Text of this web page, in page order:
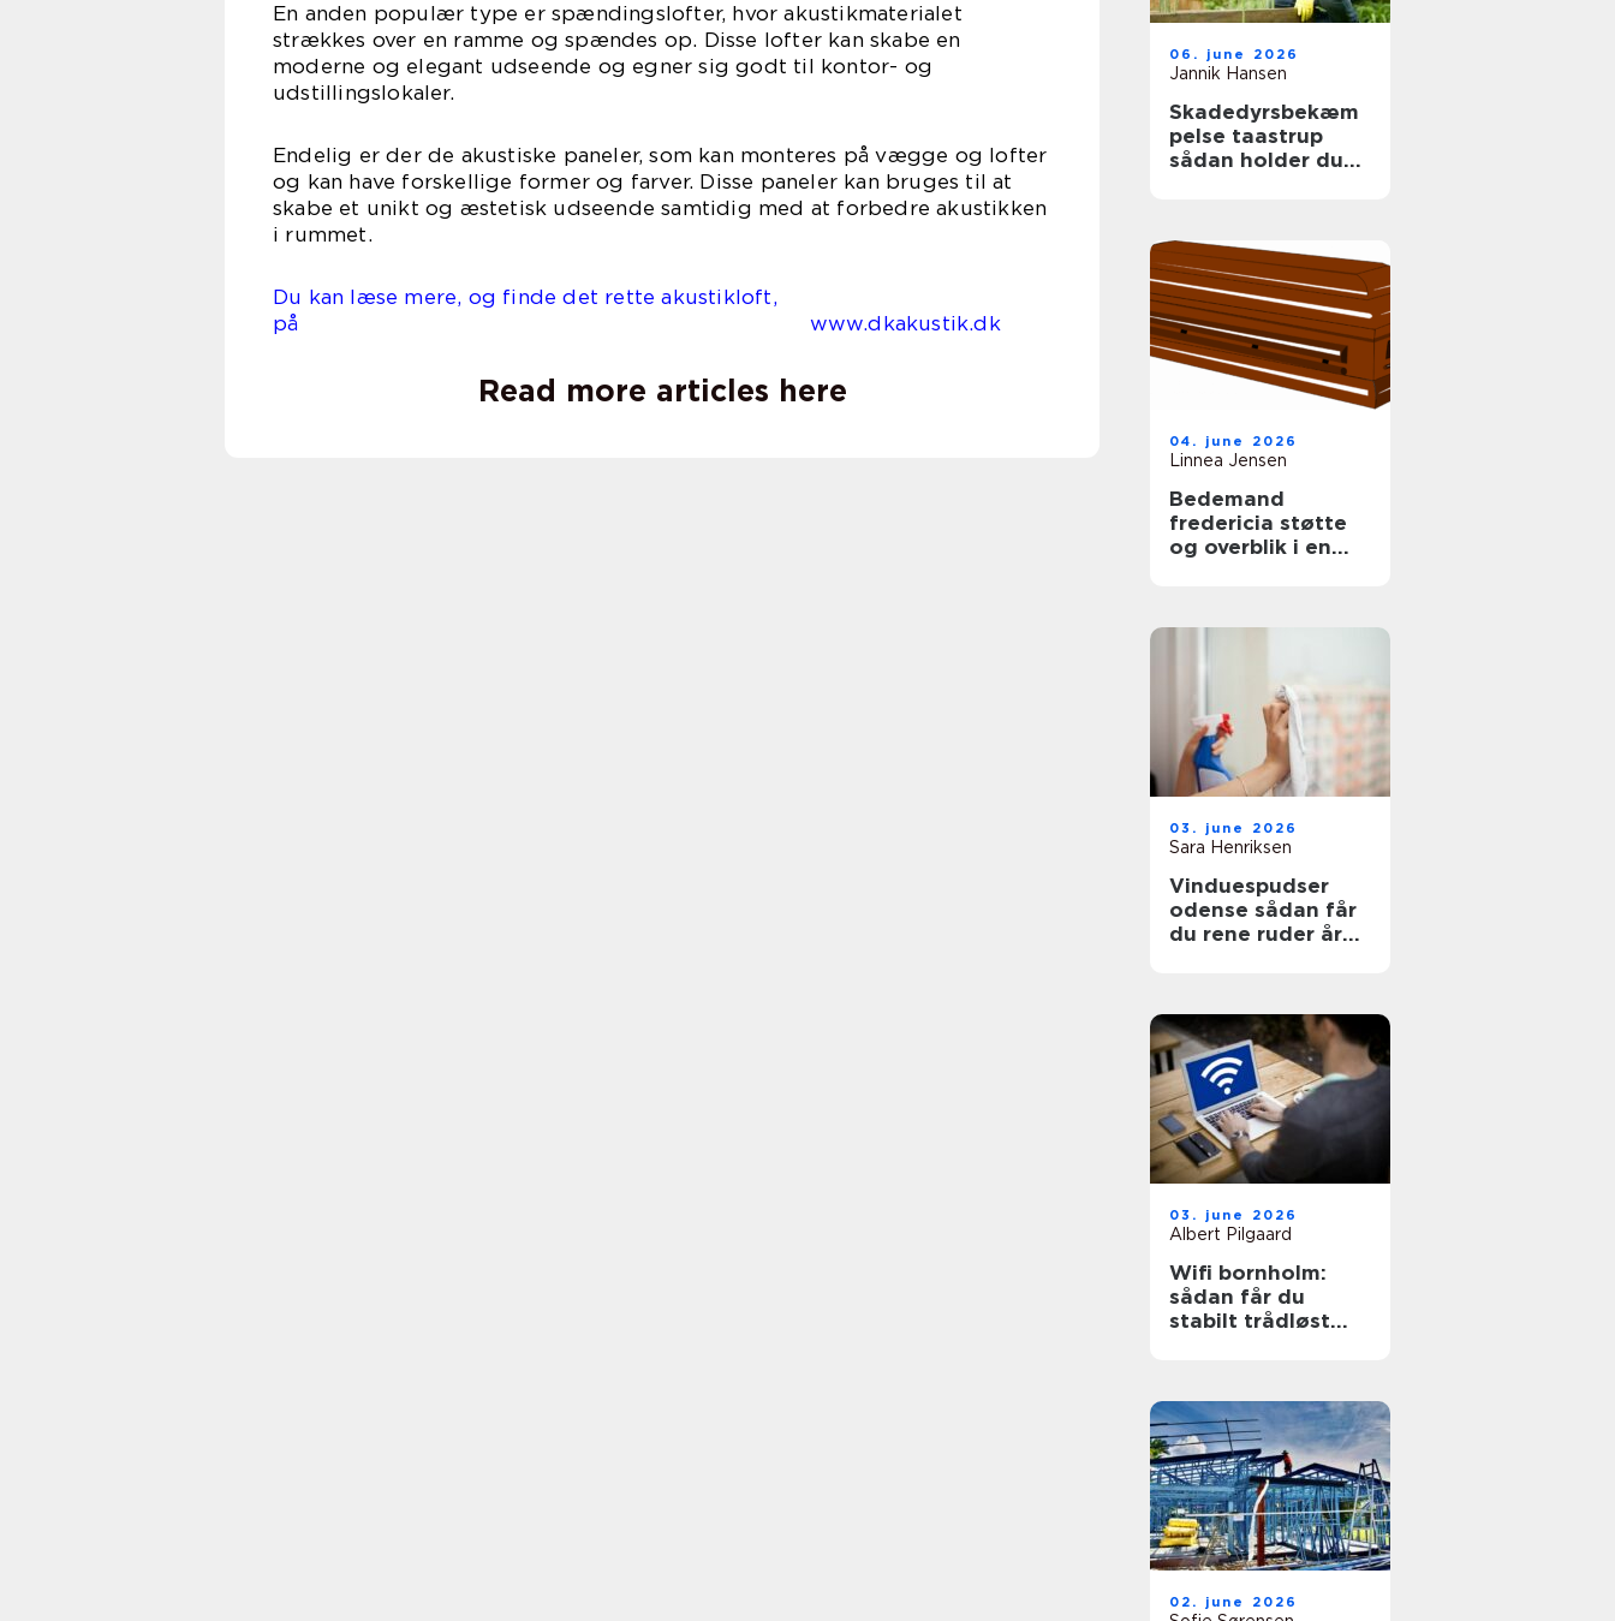
En anden populær type er spændingslofter, hvor akustikmaterialet
strækkes over en ramme og spændes op. Disse lofter kan skabe en
moderne og elegant udseende og egner sig godt til kontor- og
udstillingslokaler.
Endelig er der de akustiske paneler, som kan monteres på vægge og lofter
og kan have forskellige former og farver. Disse paneler kan bruges til at
skabe et unikt og æstetisk udseende samtidig med at forbedre akustikken
i rummet.
Du kan læse mere, og finde det rette akustikloft,
på www.dkakustik.dk
Read more articles here
06. june 2026
Jannik Hansen
Skadedyrsbekæm
pelse taastrup
sådan holder du
04. june 2026
Linnea Jensen
Bedemand
fredericia støtte
og overblik i en
03. june 2026
Sara Henriksen
Vinduespudser
odense sådan får
du rene ruder året
03. june 2026
Albert Pilgaard
Wifi bornholm:
sådan får du
stabilt trådløst
02. june 2026